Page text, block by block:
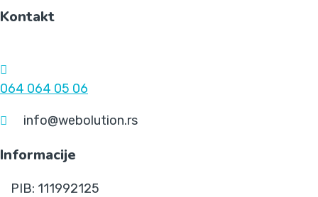
Kontakt
064 064 05 06
info@webolution.rs
Informacije
PIB: 111992125